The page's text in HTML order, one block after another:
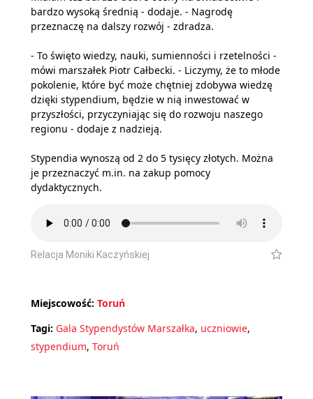
bardzo wysoką średnią - dodaje. - Nagrodę
przeznaczę na dalszy rozwój - zdradza.
- To święto wiedzy, nauki, sumienności i rzetelności -
mówi marszałek Piotr Całbecki. - Liczymy, że to młode
pokolenie, które być może chętniej zdobywa wiedzę
dzięki stypendium, będzie w nią inwestować w
przyszłości, przyczyniając się do rozwoju naszego
regionu - dodaje z nadzieją.
Stypendia wynoszą od 2 do 5 tysięcy złotych. Można
je przeznaczyć m.in. na zakup pomocy
dydaktycznych.
Relacja Moniki Kaczyńskiej
Miejscowość: Toruń
Tagi: Gala Stypendystów Marszałka, uczniowie,
stypendium, Toruń